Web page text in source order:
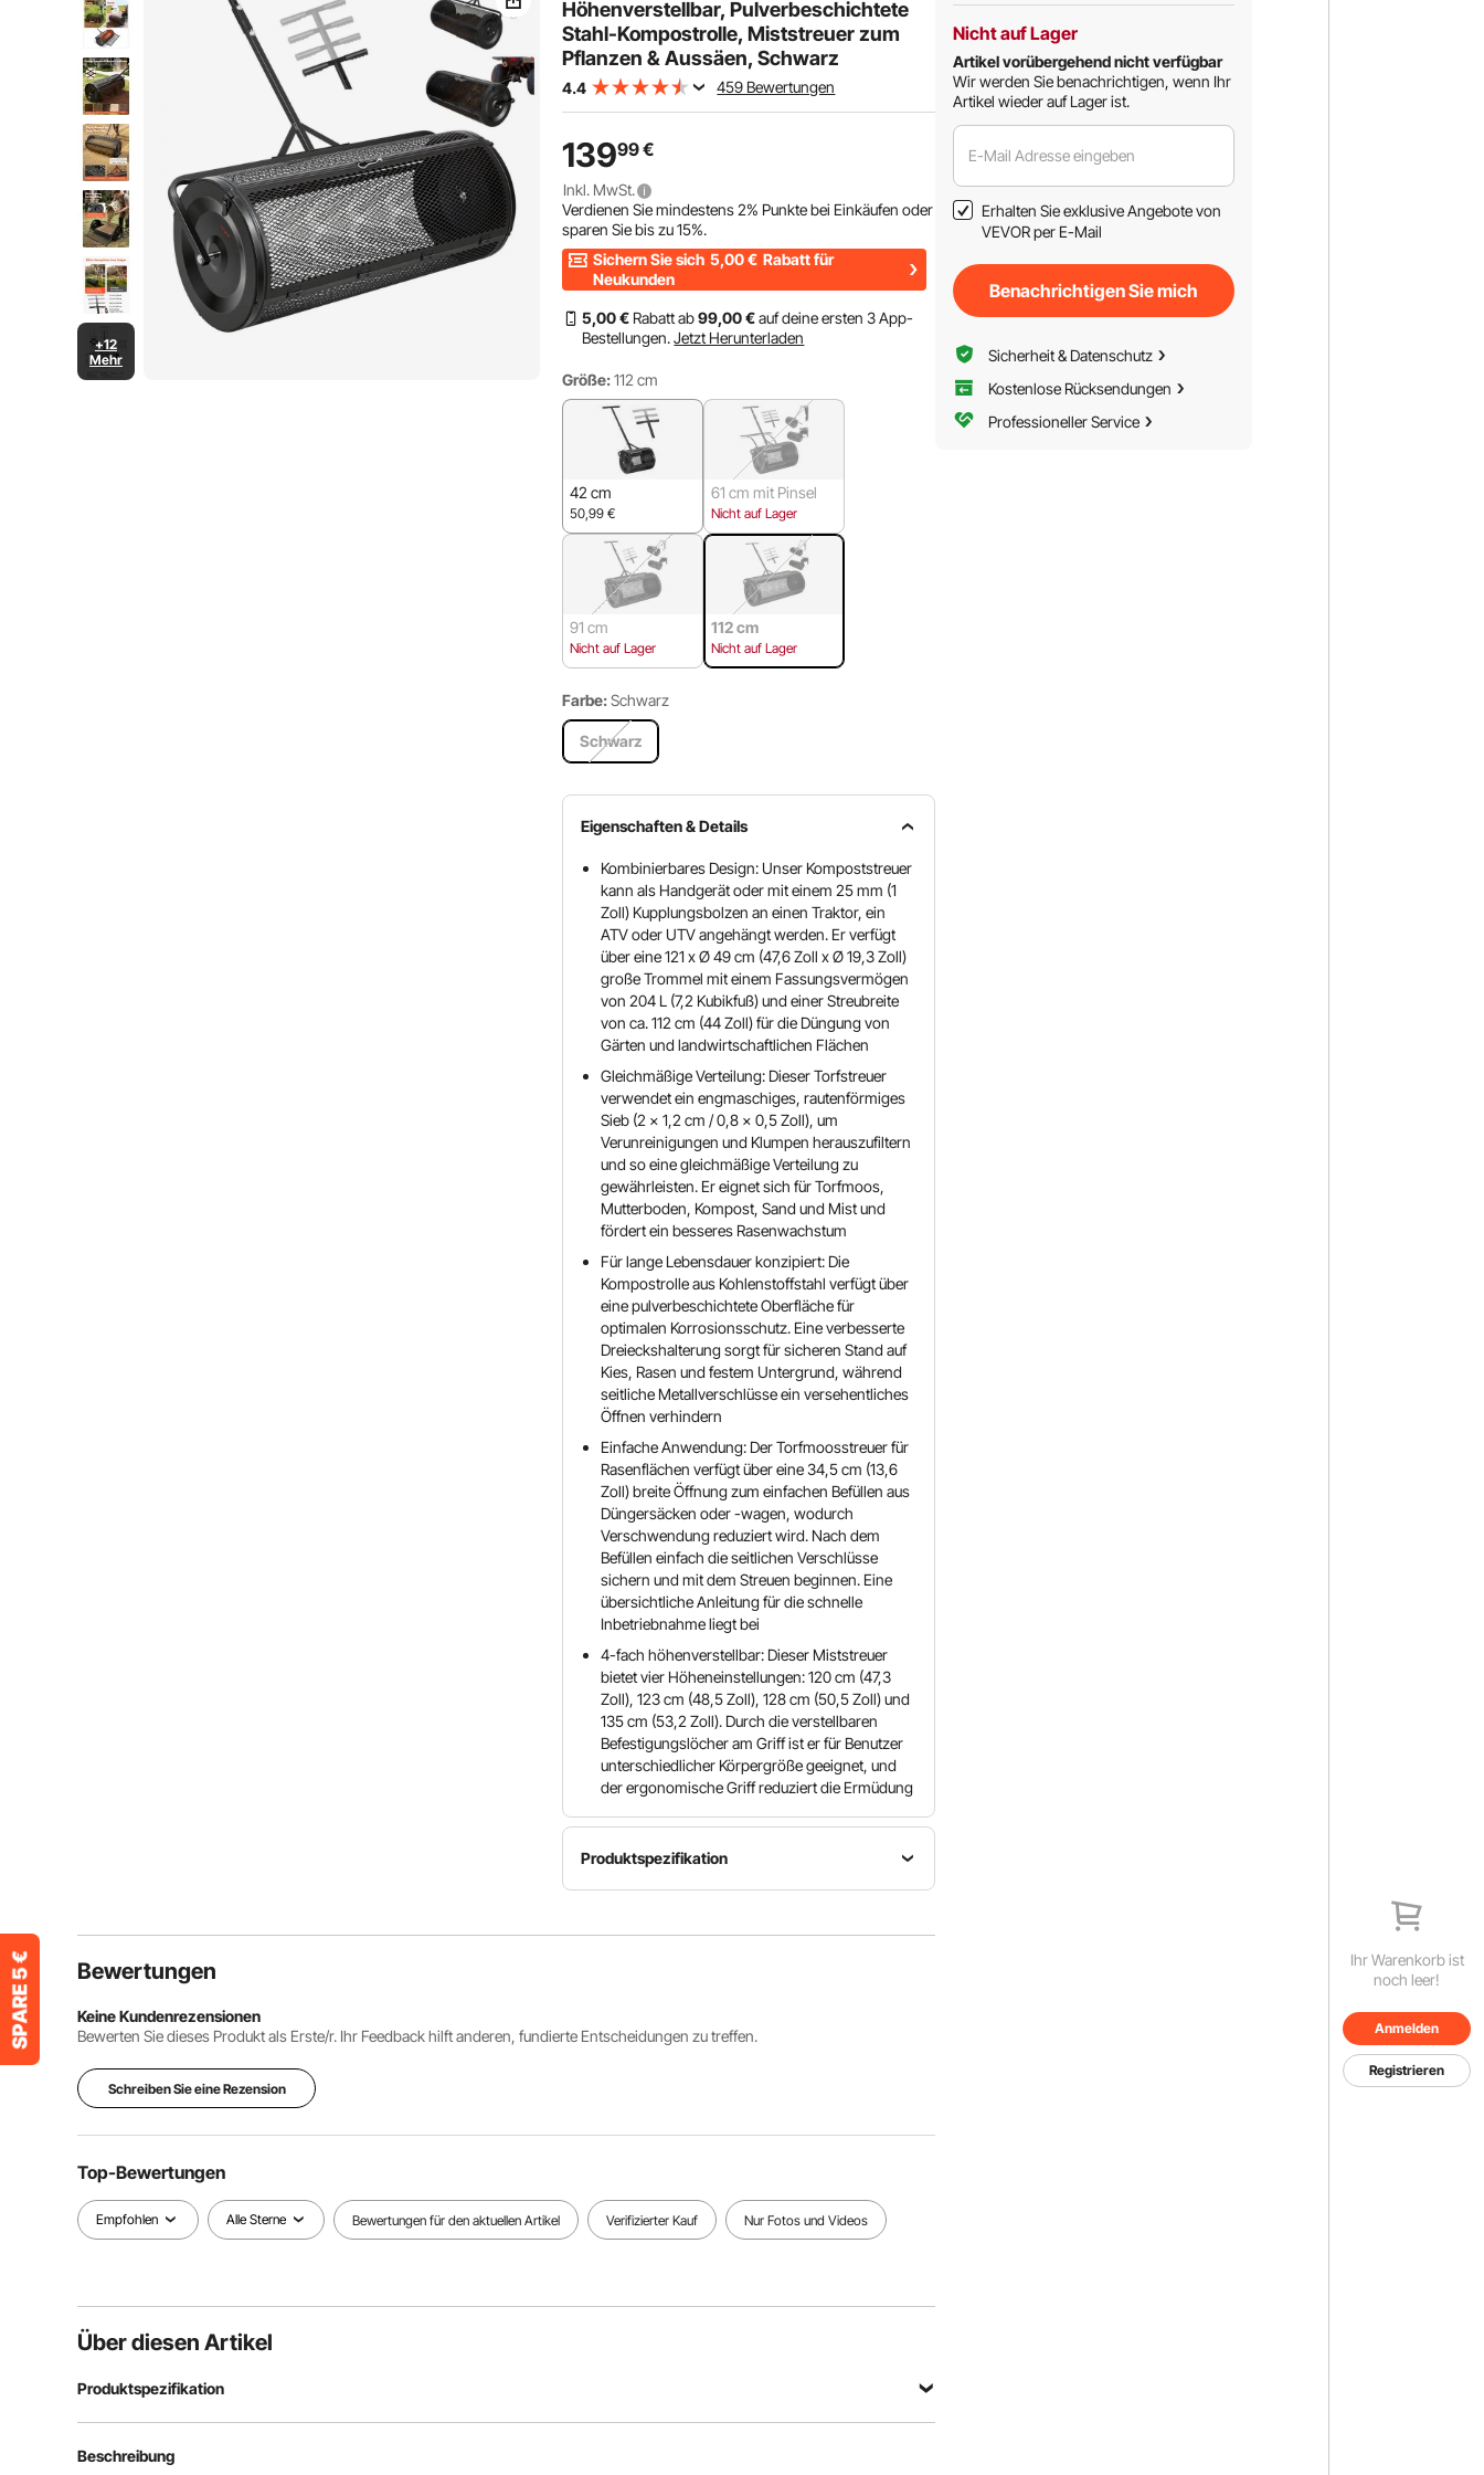
Ihr Warenkorb ist
noch leer!
Anmelden
Registrieren
Schwarz
Torfmoos
+12
Mehr
Höhenverstellbar, Pulverbeschichtete
Stahl-Kompostrolle, Miststreuer zum
Pflanzen & Aussäen, Schwarz
4.4 459 Bewertungen
13999€
Inkl. MwSt.
Verdienen Sie mindestens2% Punkte bei Einkäufen oder
sparen Sie bis zu15%.
Sichern Sie sich 5,00 € Rabatt für
Neukunden
5,00 € Rabatt ab99,00 €auf deine ersten 3 App-
Bestellungen. Jetzt Herunterladen
Größe: 112 cm
42 cm
50,99 €
61 cm mit Pinsel
Nicht auf Lager
91 cm
Nicht auf Lager
112 cm
Nicht auf Lager
Farbe: Schwarz
Schwarz
Eigenschaften & Details
Kombinierbares Design: Unser Kompoststreuer
kann als Handgerät oder mit einem 25 mm (1
Zoll) Kupplungsbolzen an einen Traktor, ein
ATV oder UTV angehängt werden. Er verfügt
über eine 121 x Ø 49 cm (47,6 Zoll x Ø 19,3 Zoll)
große Trommel mit einem Fassungsvermögen
von 204 L (7,2 Kubikfuß) und einer Streubreite
von ca. 112 cm (44 Zoll) für die Düngung von
Gärten und landwirtschaftlichen Flächen
Gleichmäßige Verteilung: Dieser Torfstreuer
verwendet ein engmaschiges, rautenförmiges
Sieb (2 x 1,2 cm / 0,8 x 0,5 Zoll), um
Verunreinigungen und Klumpen herauszufiltern
und so eine gleichmäßige Verteilung zu
gewährleisten. Er eignet sich für Torfmoos,
Mutterboden, Kompost, Sand und Mist und
fördert ein besseres Rasenwachstum
Für lange Lebensdauer konzipiert: Die
Kompostrolle aus Kohlenstoffstahl verfügt über
eine pulverbeschichtete Oberfläche für
optimalen Korrosionsschutz. Eine verbesserte
Dreieckshalterung sorgt für sicheren Stand auf
Kies, Rasen und festem Untergrund, während
seitliche Metallverschlüsse ein versehentliches
Öffnen verhindern
Einfache Anwendung: Der Torfmoosstreuer für
Rasenflächen verfügt über eine 34,5 cm (13,6
Zoll) breite Öffnung zum einfachen Befüllen aus
Düngersäcken oder -wagen, wodurch
Verschwendung reduziert wird. Nach dem
Befüllen einfach die seitlichen Verschlüsse
sichern und mit dem Streuen beginnen. Eine
übersichtliche Anleitung für die schnelle
Inbetriebnahme liegt bei
4-fach höhenverstellbar: Dieser Miststreuer
bietet vier Höheneinstellungen: 120 cm (47,3
Zoll), 123 cm (48,5 Zoll), 128 cm (50,5 Zoll) und
135 cm (53,2 Zoll). Durch die verstellbaren
Befestigungslöcher am Griff ist er für Benutzer
unterschiedlicher Körpergröße geeignet, und
der ergonomische Griff reduziert die Ermüdung
Produktspezifikation
Artikelmodellnummer
44 Zoll /
7,2
Hauptmaterial
Stahl
Farbe
Bewertungen
Keine Kundenrezensionen
Bewerten Sie dieses Produkt als Erste/r. Ihr Feedback hilft anderen, fundierte Entscheidungen zu treffen.
Schreiben Sie eine Rezension
Top-Bewertungen
Empfohlen Alle Sterne Bewertungen für den aktuellen Artikel Verifizierter Kauf Nur Fotos und Videos
Über diesen Artikel
Produktspezifikation
Artikelmodellnummer
Beschreibung
Nicht auf Lager
Artikel vorübergehend nicht verfügbar
Wir werden Sie benachrichtigen, wenn Ihr
Artikel wieder auf Lager ist.
E-Mail Adresse eingeben
Erhalten Sie exklusive Angebote von
VEVOR per E-Mail
Benachrichtigen Sie mich
Sicherheit & Datenschutz
Kostenlose Rücksendungen
Professioneller Service